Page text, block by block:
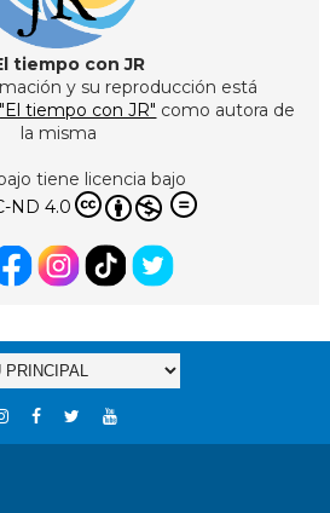
tiempo con JR
y su reproducción está
"El tiempo con JR" como autora de
la misma
tiene licencia bajo
ND 4.0